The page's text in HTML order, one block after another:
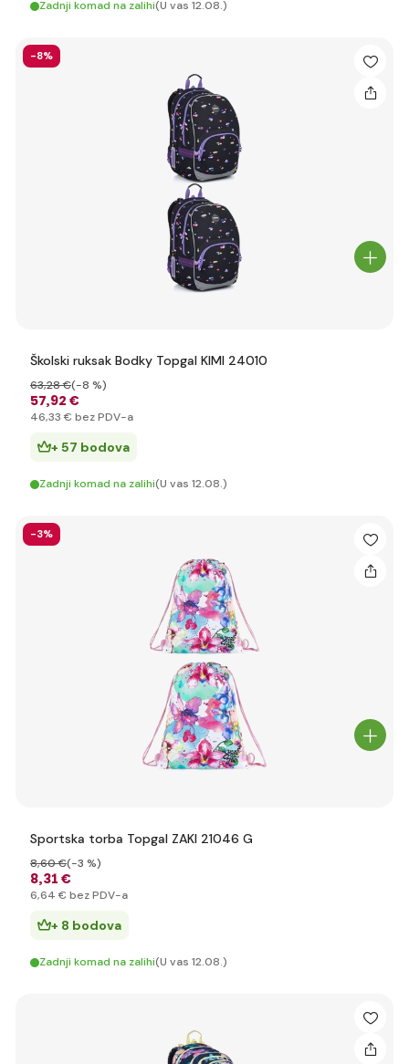
Zadnji komad na zalihi(U vas 12.08.)
-8%
Školski ruksak Bodky Topgal KIMI 24010
57,92 €
63,28 €(-8 %)
46,33 € bez PDV-a
+ 57 bodova
Zadnji komad na zalihi(U vas 12.08.)
-3%
Sportska torba Topgal ZAKI 21046 G
8,31 €
8,60 €(-3 %)
6,64 € bez PDV-a
+ 8 bodova
Zadnji komad na zalihi(U vas 12.08.)